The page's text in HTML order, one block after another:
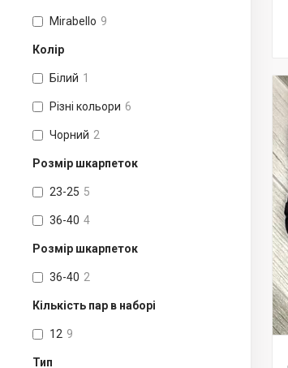
Mirabello 9
Колір
Білий 1
Різні кольори 6
Чорний 2
Розмір шкарпеток
23-25 5
36-40 4
Розмір шкарпеток
36-40 2
Кількість пар в наборі
12 9
Тип